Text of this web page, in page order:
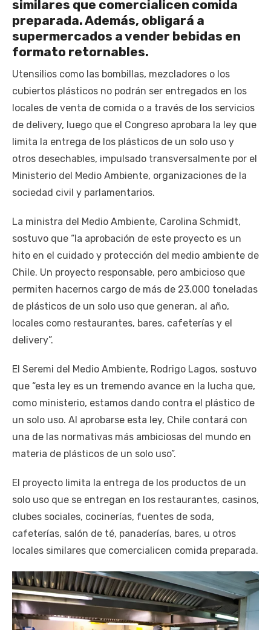
similares que comercialicen comida
preparada. Además, obligará a
supermercados a vender bebidas en
formato retornables.
Utensilios como las bombillas, mezcladores o los
cubiertos plásticos no podrán ser entregados en los
locales de venta de comida o a través de los servicios
de delivery, luego que el Congreso aprobara la ley que
limita la entrega de los plásticos de un solo uso y
otros desechables, impulsado transversalmente por el
Ministerio del Medio Ambiente, organizaciones de la
sociedad civil y parlamentarios.
La ministra del Medio Ambiente, Carolina Schmidt,
sostuvo que “la aprobación de este proyecto es un
hito en el cuidado y protección del medio ambiente de
Chile. Un proyecto responsable, pero ambicioso que
permiten hacernos cargo de más de 23.000 toneladas
de plásticos de un solo uso que generan, al año,
locales como restaurantes, bares, cafeterías y el
delivery”.
El Seremi del Medio Ambiente, Rodrigo Lagos, sostuvo
que “esta ley es un tremendo avance en la lucha que,
como ministerio, estamos dando contra el plástico de
un solo uso. Al aprobarse esta ley, Chile contará con
una de las normativas más ambiciosas del mundo en
materia de plásticos de un solo uso”.
El proyecto limita la entrega de los productos de un
solo uso que se entregan en los restaurantes, casinos,
clubes sociales, cocinerías, fuentes de soda,
cafeterías, salón de té, panaderías, bares, u otros
locales similares que comercialicen comida preparada.